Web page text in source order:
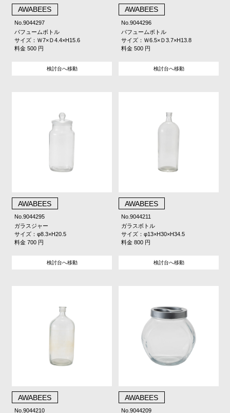
AWABEES
No.9044297
パフュームボトル
サイズ：Ｗ7×Ｄ4.4×H15.6
料金 500 円
検討台へ移動
AWABEES
No.9044296
パフュームボトル
サイズ：Ｗ6.5×Ｄ3.7×H13.8
料金 500 円
検討台へ移動
AWABEES
No.9044295
ガラスジャー
サイズ：φ8.3×H20.5
料金 700 円
検討台へ移動
AWABEES
No.9044211
ガラスボトル
サイズ：φ13×H30×H34.5
料金 800 円
検討台へ移動
AWABEES
No.9044210
AWABEES
No.9044209